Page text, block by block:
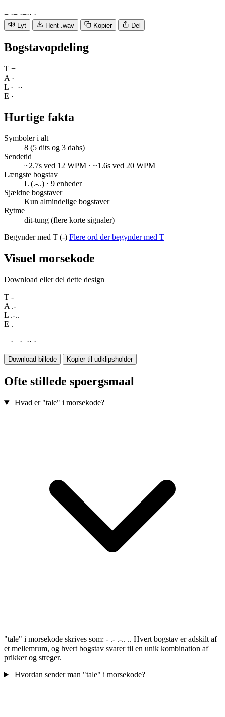
− ·− ·−·· ·
Lyt Hent .wav Kopier Del
Bogstavopdeling
T −
A ·−
L ·−··
E ·
Hurtige fakta
Symboler i alt
8 (5 dits og 3 dahs)
Sendetid
~2.7s ved 12 WPM · ~1.6s ved 20 WPM
Længste bogstav
L (.-..) · 9 enheder
Sjældne bogstaver
Kun almindelige bogstaver
Rytme
dit-tung (flere korte signaler)
Begynder med T (-) Flere ord der begynder med T
Visuel morsekode
Download eller del dette design
T -
A .-
L .-..
E .
− ·− ·−·· ·
Download billede Kopier til udklipsholder
Ofte stillede spoergsmaal
Hvad er "tale" i morsekode?
"tale" i morsekode skrives som: - .- .-.. .. Hvert bogstav er adskilt af
et mellemrum, og hvert bogstav svarer til en unik kombination af
prikker og streger.
Hvordan sender man "tale" i morsekode?